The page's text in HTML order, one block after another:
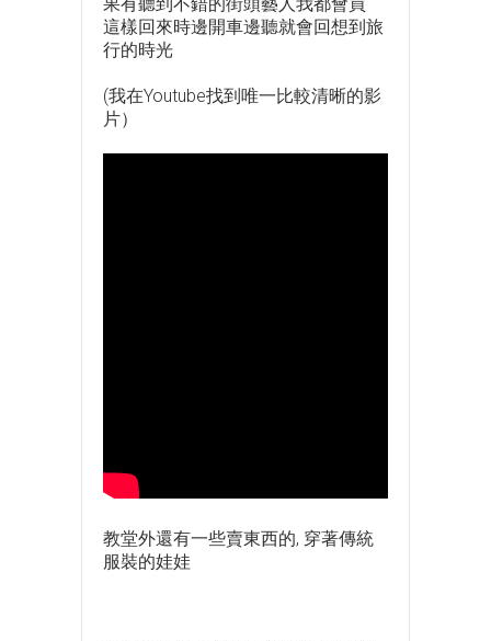
這樣回來時邊開車邊聽就會回想到旅
行的時光
(我在Youtube找到唯一比較清晰的影
片）
教堂外還有一些賣東西的, 穿著傳統
服裝的娃娃